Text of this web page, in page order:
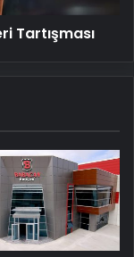
Tartışması